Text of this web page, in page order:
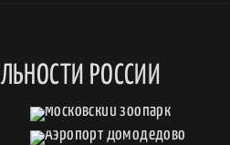
РОССИИ